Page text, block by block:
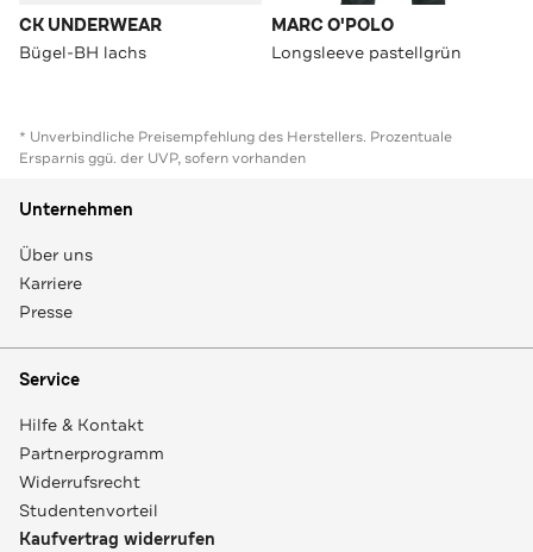
CK UNDERWEAR
Bügel-BH lachs
MARC O'POLO
Longsleeve pastellgrün
* Unverbindliche Preisempfehlung des Herstellers. Prozentuale
Ersparnis ggü. der UVP, sofern vorhanden
Unternehmen
Über uns
Karriere
Presse
Service
Hilfe & Kontakt
Partnerprogramm
Widerrufsrecht
Studentenvorteil
Kaufvertrag widerrufen